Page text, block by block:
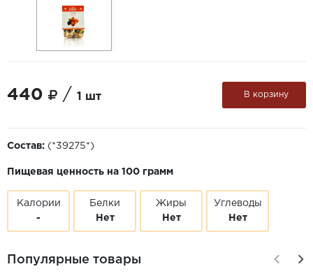
440 / 1 шт В корзину
Состав: (*39275*)
Пищевая ценность на 100 грамм
Калории
-
Белки
Нет
Жиры
Нет
Углеводы
Нет
Популярные товары